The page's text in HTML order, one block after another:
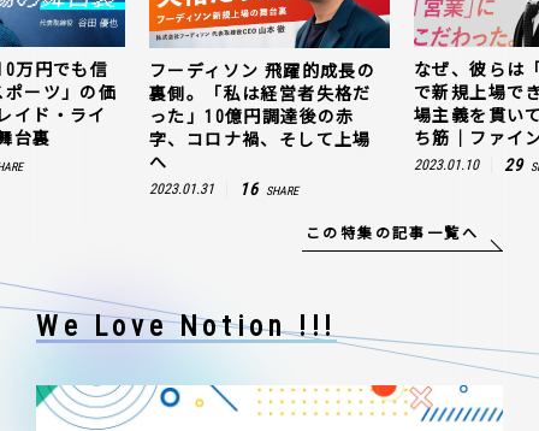
万円でも信
ーツ」の価
イド・ライ
台裏
フーディソン 飛躍的成長の
裏側。「私は経営者失格だ
った」10億円調達後の赤
字、コロナ禍、そして上場
へ
2023.01.31 16 SHARE
なぜ、彼らは
で新規上場で
場主義を貫い
ち筋｜ファイ
2023.01.10 29
この特集の記事一覧へ
We Love Notion !!!